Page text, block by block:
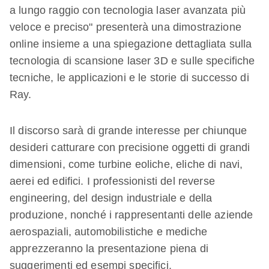
a lungo raggio con tecnologia laser avanzata più
veloce e preciso" presenterà una dimostrazione
online insieme a una spiegazione dettagliata sulla
tecnologia di scansione laser 3D e sulle specifiche
tecniche, le applicazioni e le storie di successo di
Ray.
Il discorso sarà di grande interesse per chiunque
desideri catturare con precisione oggetti di grandi
dimensioni, come turbine eoliche, eliche di navi,
aerei ed edifici. I professionisti del reverse
engineering, del design industriale e della
produzione, nonché i rappresentanti delle aziende
aerospaziali, automobilistiche e mediche
apprezzeranno la presentazione piena di
suggerimenti ed esempi specifici.